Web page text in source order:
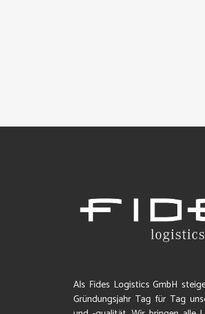
Als Fides Logistics GmbH
Gründungsjahr Tag für Tag